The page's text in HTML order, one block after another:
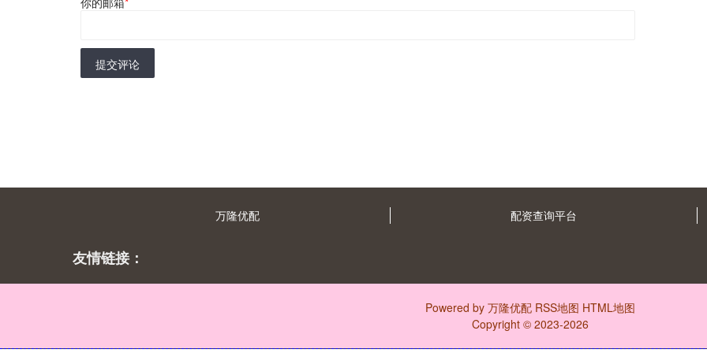
提交评论
万隆优配 配资查询平台
友情链接：
Powered by 万隆优配 RSS地图 HTML地图
Copyright © 2023-2026